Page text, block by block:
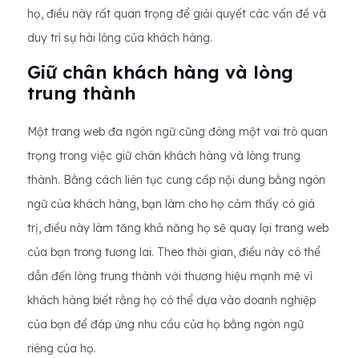
họ, điều này rất quan trọng để giải quyết các vấn đề và
duy trì sự hài lòng của khách hàng.
Giữ chân khách hàng và lòng
trung thành
Một trang web đa ngôn ngữ cũng đóng một vai trò quan
trọng trong việc giữ chân khách hàng và lòng trung
thành. Bằng cách liên tục cung cấp nội dung bằng ngôn
ngữ của khách hàng, bạn làm cho họ cảm thấy có giá
trị, điều này làm tăng khả năng họ sẽ quay lại trang web
của bạn trong tương lai. Theo thời gian, điều này có thể
dẫn đến lòng trung thành với thương hiệu mạnh mẽ vì
khách hàng biết rằng họ có thể dựa vào doanh nghiệp
của bạn để đáp ứng nhu cầu của họ bằng ngôn ngữ
riêng của họ.